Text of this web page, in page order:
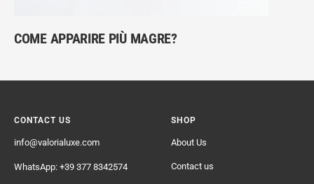
COME APPARIRE PIÙ MAGRE?
CONTACT US
info@valorialuxe.com
WhatsApp: +39 377 8342574
SHOP
About Us
Contact us